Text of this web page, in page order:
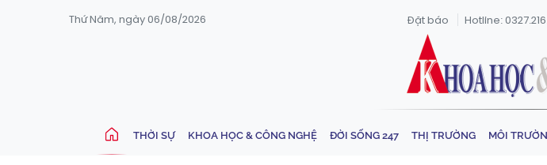
Thứ Năm, ngày 06/08/2026 Đặt báo Hotline:
THỜI SỰ KHOA HỌC & CÔNG NGHỆ ĐỜI SỐNG 247 THỊ TRƯỜNG MÔI